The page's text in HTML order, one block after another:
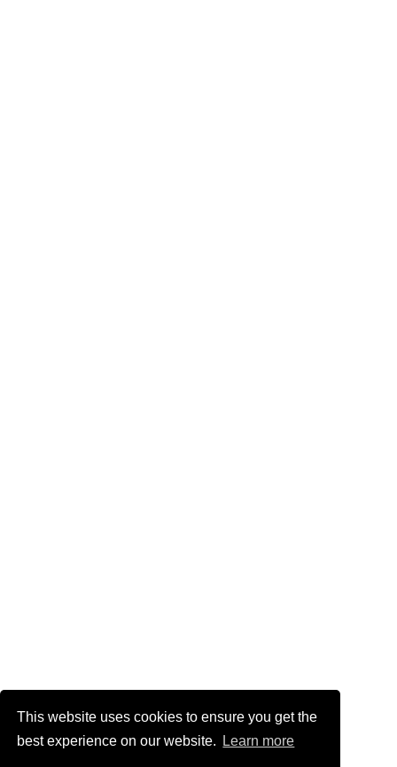
This website uses cookies to ensure you get the
best experience on our website.
Learn more